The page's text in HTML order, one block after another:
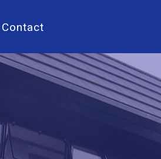
Contact